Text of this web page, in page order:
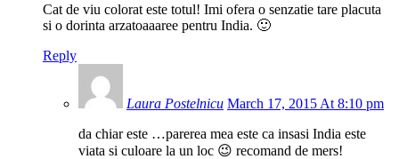
Cat de viu colorat este totul! Imi ofera o senzatie tare placuta
si o dorinta arzatoaaaree pentru India. 🙂
Reply
Laura Postelnicu March 17, 2015 At 8:10 pm
da chiar este …parerea mea este ca insasi India este
viata si culoare la un loc 😉 recomand de mers!